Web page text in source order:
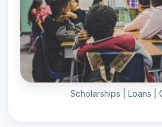
Scholarships | Loans |